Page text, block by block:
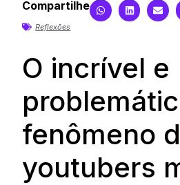
Compartilhe
Reflexões
O incrível e
fenômeno
youtubers